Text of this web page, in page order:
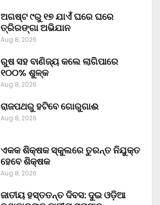
ଅଗଷ୍ଟ ୯ରୁ ୧୭ ଯାଏଁ ଘରେ ଘରେ
ତ୍ରିରଙ୍ଗା ଅଭିଯାନ
Aug 8, 2026
ରୁଷ ସହ ବାଣିଜ୍ୟ କଲେ ଲାଗିପାରେ
୧୦୦% ଶୁଳ୍କ
Aug 8, 2026
ରାଜପଥରୁ ହଟିବେ ଗୋରୁଗାଈ
Aug 8, 2026
ଏକକ ଶିକ୍ଷକ ସ୍କୁଲରେ ତୁରନ୍ତ ନିଯୁକ୍ତ
ହେବେ ଶିକ୍ଷକ
Aug 8, 2026
ଜାତୀୟ ହସ୍ତତନ୍ତ ଦିବସ: ଦୁଇ ଓଡ଼ିଆ